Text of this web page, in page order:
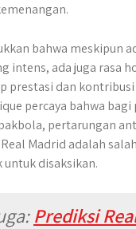
bahwa meskipun
intens, ada juga rasa
prestasi dan
percaya bahwa bagi
pertarungan
Madrid adalah
disaksikan.
Prediksi